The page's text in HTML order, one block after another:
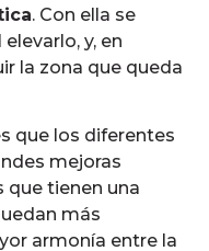
. Con ella se
y, en
la zona que queda
que los diferentes
mejoras
que tienen una
más
armonía entre la